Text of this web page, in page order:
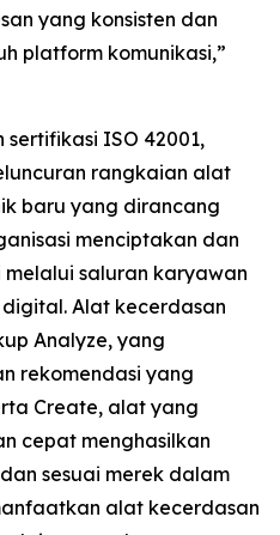
yang konsisten dan
platform komunikasi,”
ISO 42001,
rangkaian alat
baru yang dirancang
menciptakan dan
saluran karyawan
Alat kecerdasan
Analyze, yang
rekomendasi yang
Create, alat yang
cepat menghasilkan
sesuai merek dalam
alat kecerdasan